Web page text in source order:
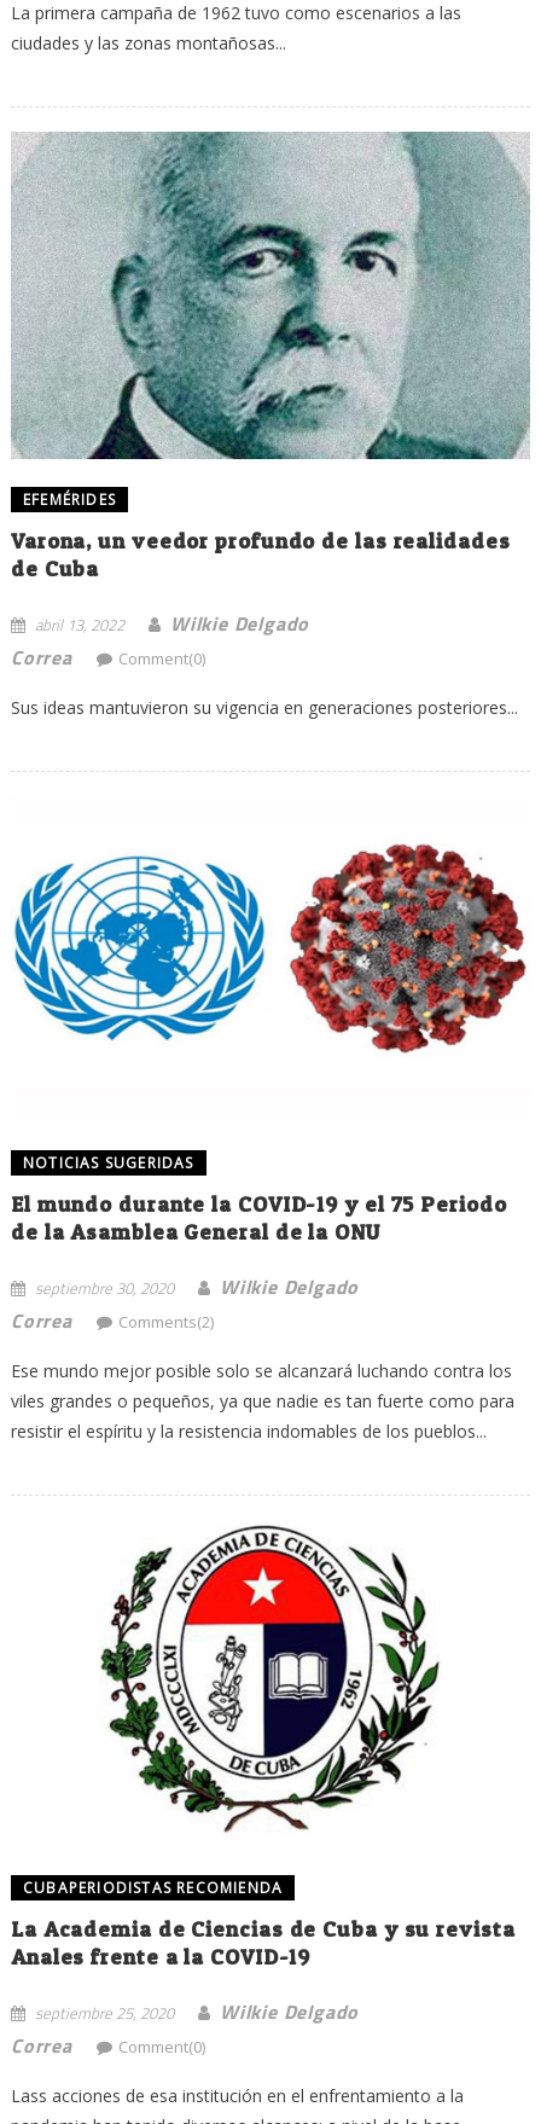
La primera campaña de 1962 tuvo como escenarios a las
ciudades y las zonas montañosas...
EFEMÉRIDES
Varona, un veedor profundo de las realidades
de Cuba
abril 13, 2022
Wilkie Delgado
Correa
Comment(0)
Sus ideas mantuvieron su vigencia en generaciones posteriores...
NOTICIAS SUGERIDAS
El mundo durante la COVID-19 y el 75 Periodo
de la Asamblea General de la ONU
septiembre 30, 2020
Wilkie Delgado
Correa
Comments(2)
Ese mundo mejor posible solo se alcanzará luchando contra los
viles grandes o pequeños, ya que nadie es tan fuerte como para
resistir el espíritu y la resistencia indomables de los pueblos...
CUBAPERIODISTAS RECOMIENDA
La Academia de Ciencias de Cuba y su revista
Anales frente a la COVID-19
septiembre 25, 2020
Wilkie Delgado
Correa
Comment(0)
Lass acciones de esa institución en el enfrentamiento a la